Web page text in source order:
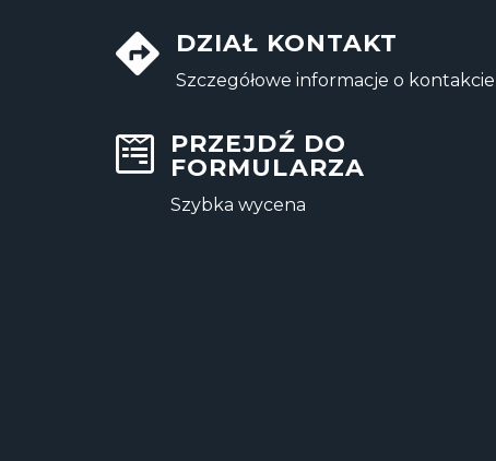
DZIAŁ KONTAKT
Szczegółowe informacje o kontakcie
PRZEJDŹ DO
FORMULARZA
Szybka wycena